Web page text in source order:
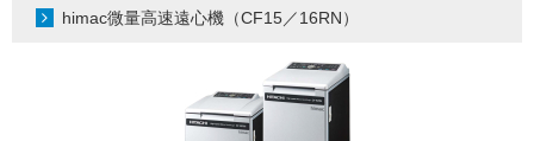
himac微量高速遠心機（CF15／16RN）